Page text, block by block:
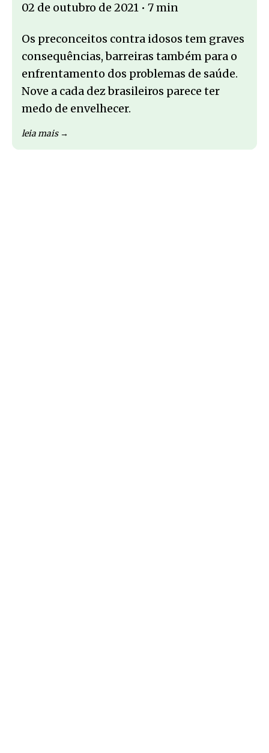
02 de outubro de 2021 • 7 min
Os preconceitos contra idosos tem graves
consequências, barreiras também para o
enfrentamento dos problemas de saúde.
Nove a cada dez brasileiros parece ter
medo de envelhecer.
leia mais →